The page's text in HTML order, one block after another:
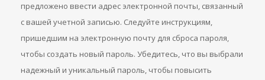
предложено ввести адрес электронной почты, связанный
с вашей учетной записью. Следуйте инструкциям,
пришедшим на электронную почту для сброса пароля,
чтобы создать новый пароль. Убедитесь, что вы выбрали
надежный и уникальный пароль, чтобы повысить